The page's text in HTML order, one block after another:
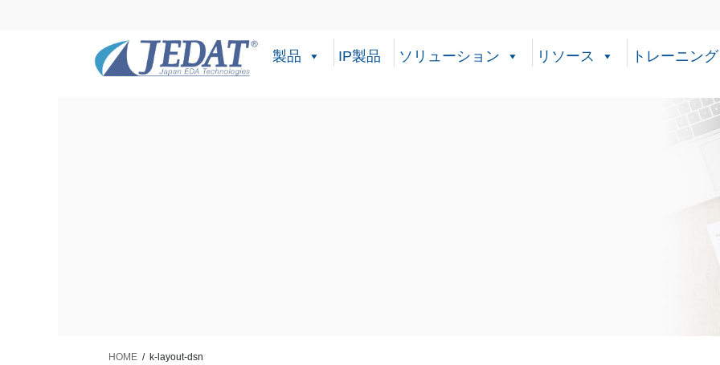
製品 IP製品 ソリューション リソース トレーニング
HOME k-layout-dsn